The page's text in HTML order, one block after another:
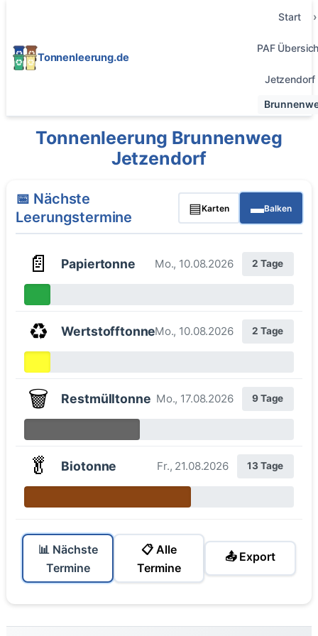
Tonnenleerung.de
Start
PAF
Jetzendorf
Tonnenleerung Brunnenweg
Jetzendorf
📅 Nächste
Leerungstermine
▤Karten ▬Balken
📄 Papiertonne Mo., 10.08.2026 2 Tage
♻️ WertstofftonneMo., 10.08.2026 2 Tage
🗑️ Restmülltonne Mo., 17.08.2026 9 Tage
🥬 Biotonne Fr., 21.08.2026 13 Tage
📊 Nächste
Termine
📋 Alle
Termine
📤 Export